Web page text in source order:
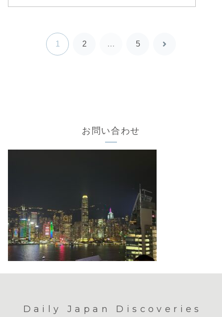
1 2 … 5
次
お問い合わせ
Daily Japan Discoveries